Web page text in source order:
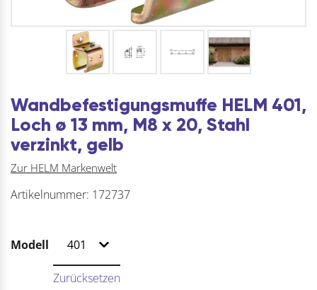
Wandbefestigungsmuffe HELM 401,
Loch ø 13 mm, M8 x 20, Stahl
verzinkt, gelb
Zur HELM Markenwelt
Artikelnummer: 172737
Modell
Zurücksetzen